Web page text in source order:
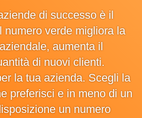
di successo è il
numero verde migliora la
aumenta il
di nuovi clienti.
la tua azienda. Scegli la
preferisci e in meno di un
un numero